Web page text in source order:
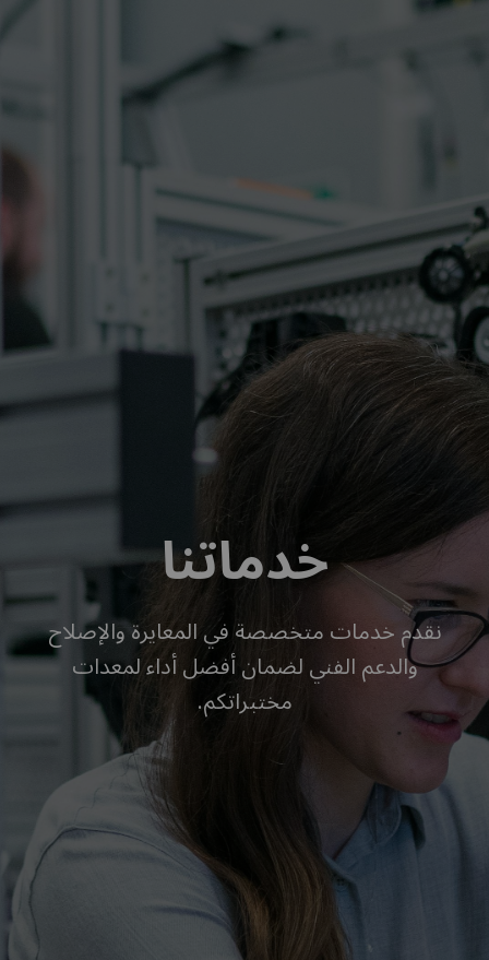
خدماتنا
نقدم خدمات متخصصة في المعايرة والإصلاح
والدعم الفني لضمان أفضل أداء لمعدات
مختبراتكم.